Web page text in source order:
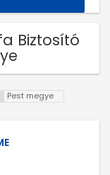
Biztosító
Pest megye